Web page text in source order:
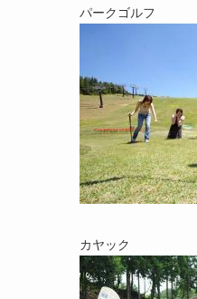
パークゴルフ
カヤック